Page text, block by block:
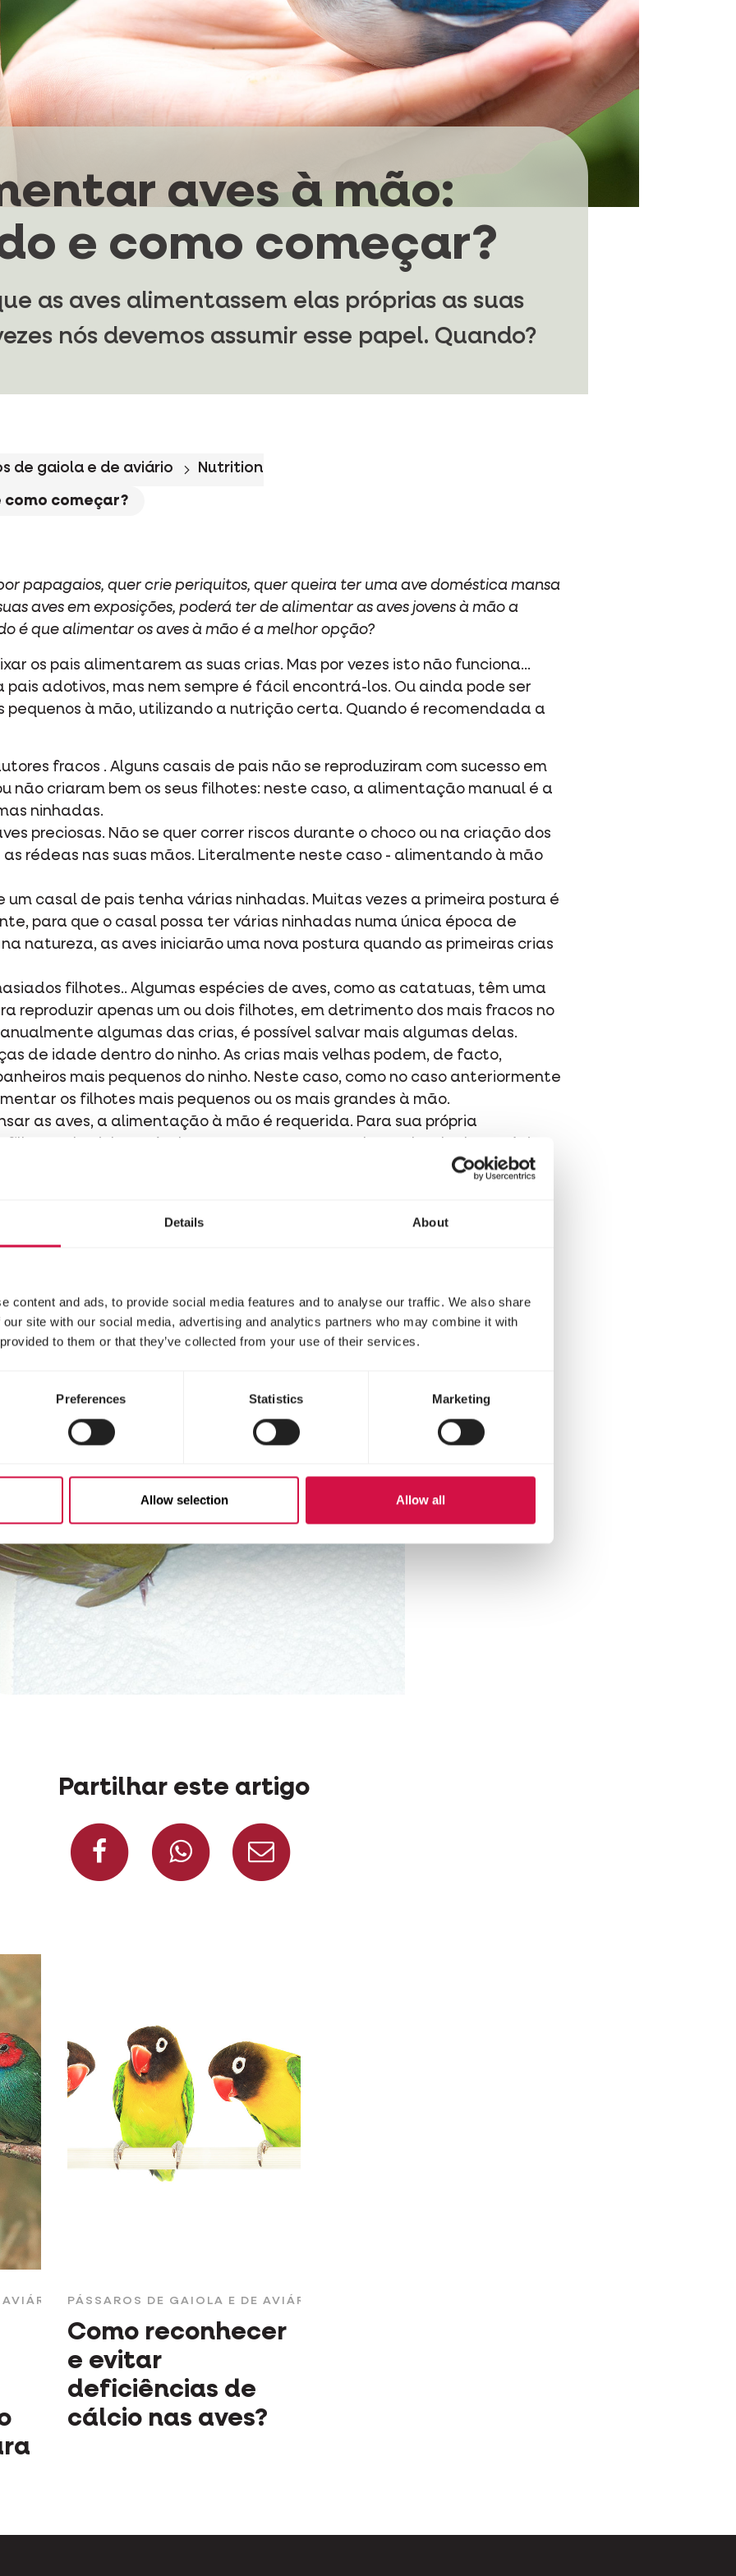
Details About
content and ads, to provide social media features and to analyse our traffic. We also share
site with our social media, advertising and analytics partners who may combine it with
to them or that they’ve collected from your use of their services.
Preferences Statistics Marketing
Allow selection Allow all
aves à mão:
e como começar?
as aves alimentassem elas próprias as suas
nós devemos assumir esse papel. Quando?
de gaiola e de aviário Nutrition
como começar?
papagaios, quer crie periquitos, quer queira ter uma ave doméstica mansa
aves em exposições, poderá ter de alimentar as aves jovens à mão a
é que alimentar os aves à mão é a melhor opção?
os pais alimentarem as suas crias. Mas por vezes isto não funciona...
pais adotivos, mas nem sempre é fácil encontrá-los. Ou ainda pode ser
pequenos à mão, utilizando a nutrição certa. Quando é recomendada a
fracos . Alguns casais de pais não se reproduziram com sucesso em
não criaram bem os seus filhotes: neste caso, a alimentação manual é a
ninhadas.
preciosas. Não se quer correr riscos durante o choco ou na criação dos
rédeas nas suas mãos. Literalmente neste caso - alimentando à mão
um casal de pais tenha várias ninhadas. Muitas vezes a primeira postura é
para que o casal possa ter várias ninhadas numa única época de
natureza, as aves iniciarão uma nova postura quando as primeiras crias
filhotes.. Algumas espécies de aves, como as catatuas, têm uma
reproduzir apenas um ou dois filhotes, em detrimento dos mais fracos no
algumas das crias, é possível salvar mais algumas delas.
de idade dentro do ninho. As crias mais velhas podem, de facto,
mais pequenos do ninho. Neste caso, como no caso anteriormente
os filhotes mais pequenos ou os mais grandes à mão.
as aves, a alimentação à mão é requerida. Para sua própria
período mais difícil para a criação à mão terminou, e as crias ainda têm
Partilhar este artigo
Partilhar no Facebook
Partilhar no Whatsapp
PÁSSAROS DE GAIOLA E DE AVIÁRIO
Como reconhecer
e evitar
deficiências de
cálcio nas aves?